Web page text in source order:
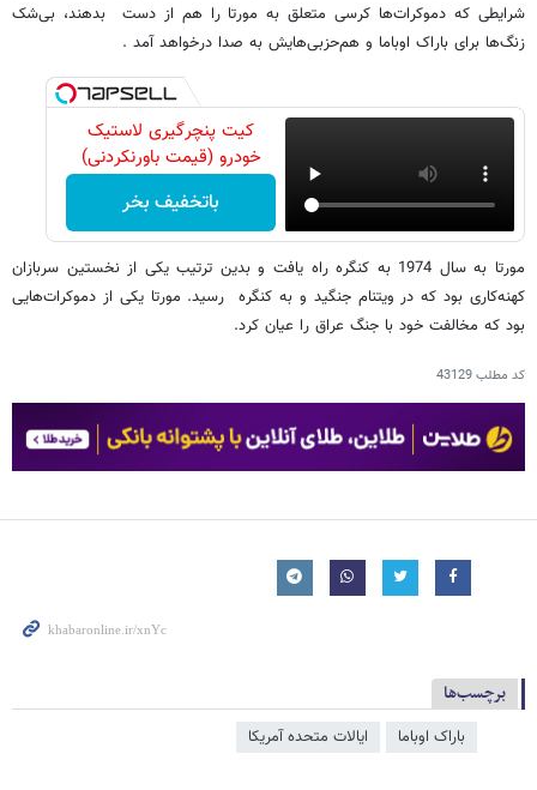
شرایطی که دموکرات‌ها کرسی متعلق به مورتا را هم از دست بدهند، بی‌شک
زنگ‌ها برای باراک اوباما و هم‌حزبی‌هایش به صدا درخواهد آمد .
کیت پنچرگیری لاستیک
خودرو (قیمت باورنکردنی)
باتخفیف بخر
مورتا به سال 1974 به کنگره راه یافت و بدین ترتیب یکی از نخستین سربازان
کهنه‌کاری بود که در ویتنام جنگید و به کنگره رسید. مورتا یکی از دموکرات‌هایی
بود که مخالفت خود با جنگ عراق را عیان کرد.
کد مطلب43129
برچسب‌ها
باراک اوباما ایالات متحده آمریکا